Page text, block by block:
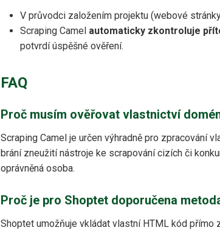
V průvodci založením projektu (webové
Scraping Camel automaticky zkontroluje
potvrdí úspěšné ověření.
FAQ
Proč musím ověřovat vlastnictví
Scraping Camel je určen výhradně pro zpracování
brání zneužití nástroje ke scrapování cizích či
oprávněná osoba.
Proč je pro Shoptet doporučena
Shoptet umožňuje vkládat vlastní HTML kód